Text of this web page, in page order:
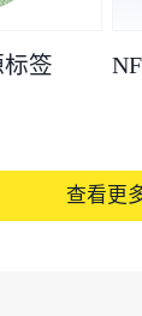
签
查看更